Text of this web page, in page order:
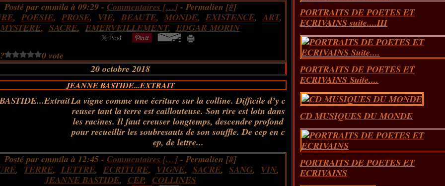
Posté par emmila à 09:29 - Commentaires […]- Permalien [#]
, POESIE, PROSE, VIE, BEAUTE, MONDE, EXISTENCE,ART,
MYSTERE, SACRE, EMERVEILLEMENT, EDGAR MORIN
0 vote
20 octobre 2018
JEANNE BASTIDE...EXTRAIT
La vigne comme une écriture sur la colline. Difficile d’y c
reuser tant la terre est caillouteuse. Son rire est loin dans
les racines. Il faut creuser longtemps, descendre profond
pour recueillir les soubresauts de son souffle. De cep en c
ep, de lettre...
Posté par emmila à 12:45 - Commentaires […]- Permalien [#]
, TERRE, LETTRE, ECRITURE, VIGNE, SACRE, SANG, VIN,
JEANNE BASTIDE, CEP, COLLINES
PORTRAITS DE POETES ET
ECRIVAINS suite....III
PORTRAITS DE POETES ET
ECRIVAINS Suite....
CD MUSIQUES DU MONDE
PORTRAITS DE POETES ET
ECRIVAINS